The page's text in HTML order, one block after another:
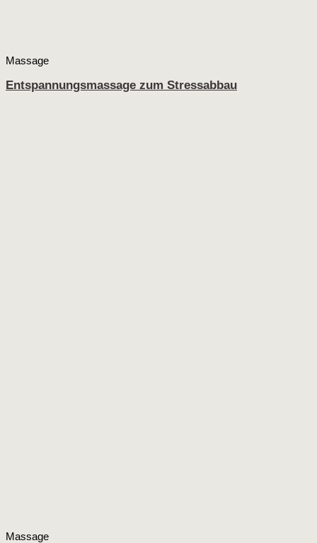
Massage
Entspannungsmassage zum Stressabbau
Massage